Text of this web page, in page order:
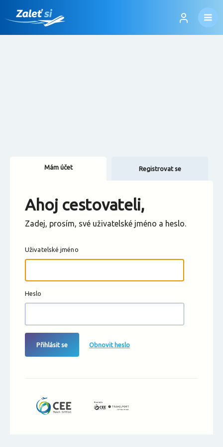
Změnit měnu
Mám účet Registrovat se
Ahoj cestovateli,
Zadej, prosím, své uživatelské jméno a heslo.
Uživatelské jméno
Heslo
Přihlásit se Obnovit heslo